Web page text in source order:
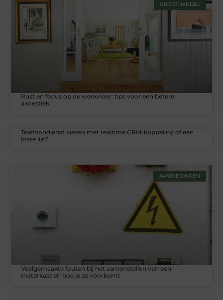
GROOTHANDEL
Rust en focus op de werkvloer: tips voor een betere
akoestiek
Telefoondienst kiezen met realtime CRM-koppeling of een
losse lijn?
AANBIEDINGEN
Veelgemaakte fouten bij het samenstellen van een
meterkast en hoe je ze voorkomt